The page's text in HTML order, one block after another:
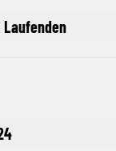
Laufenden